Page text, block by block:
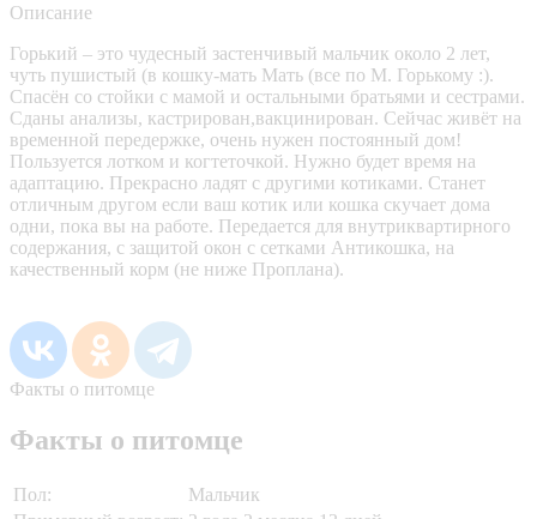
Описание
Горький – это чудесный застенчивый мальчик около 2 лет,
чуть пушистый (в кошку-мать Мать (все по М. Горькому :).
Спасён со стойки с мамой и остальными братьями и сестрами.
Сданы анализы, кастрирован,вакцинирован. Сейчас живёт на
временной передержке, очень нужен постоянный дом!
Пользуется лотком и когтеточкой. Нужно будет время на
адаптацию. Прекрасно ладят с другими котиками. Станет
отличным другом если ваш котик или кошка скучает дома
одни, пока вы на работе. Передается для внутриквартирного
содержания, с защитой окон с сетками Антикошка, на
качественный корм (не ниже Проплана).
Факты о питомце
Факты о питомце
Пол:
Мальчик